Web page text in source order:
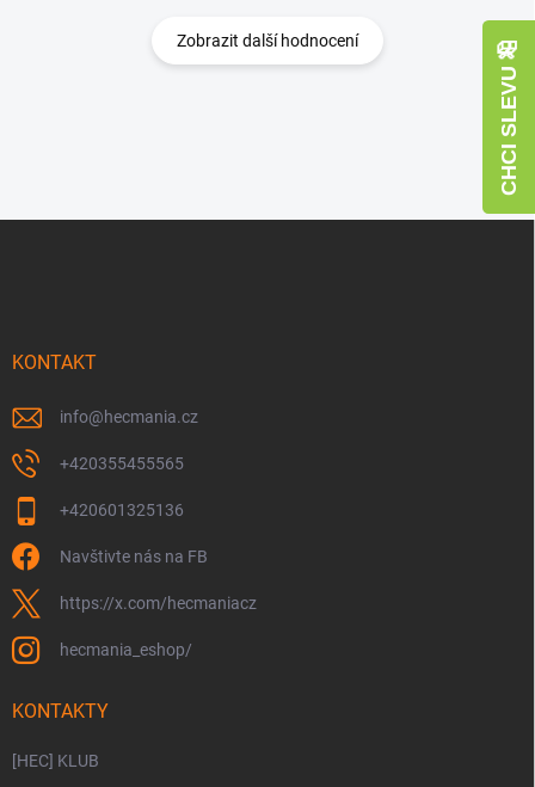
Zobrazit další hodnocení
KONTAKT
info@hecmania.cz
+420355455565
+420601325136
Navštivte nás na FB
https://x.com/hecmaniacz
hecmania_eshop/
KONTAKTY
[HEC] KLUB
CHCI SLEVU 🎁